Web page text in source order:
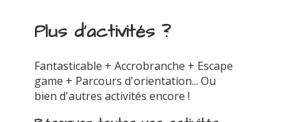
Plus d'activités ?
Fantasticable + Accrobranche + Escape
game + Parcours d'orientation... Ou
bien d'autres activités encore !